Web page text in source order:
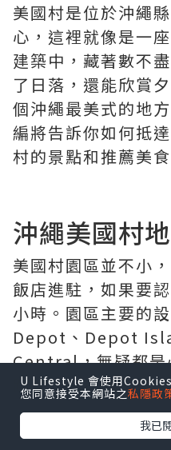
美國村是位於沖繩
心，這裡就像是一
建築中，藏著數不
了日落，還能欣賞
個沖繩最美式的地
編將告訴你如何抵
村的景點和推薦美食
沖繩美國村
美國村園區並不小
飯店進駐，如果要
小時。園區主要的
Depot、Depot
Central，無疑都是
路線，可以參考官
U Lifestyle 會使用Cookies
您同意接受本網站之私隱政
我已